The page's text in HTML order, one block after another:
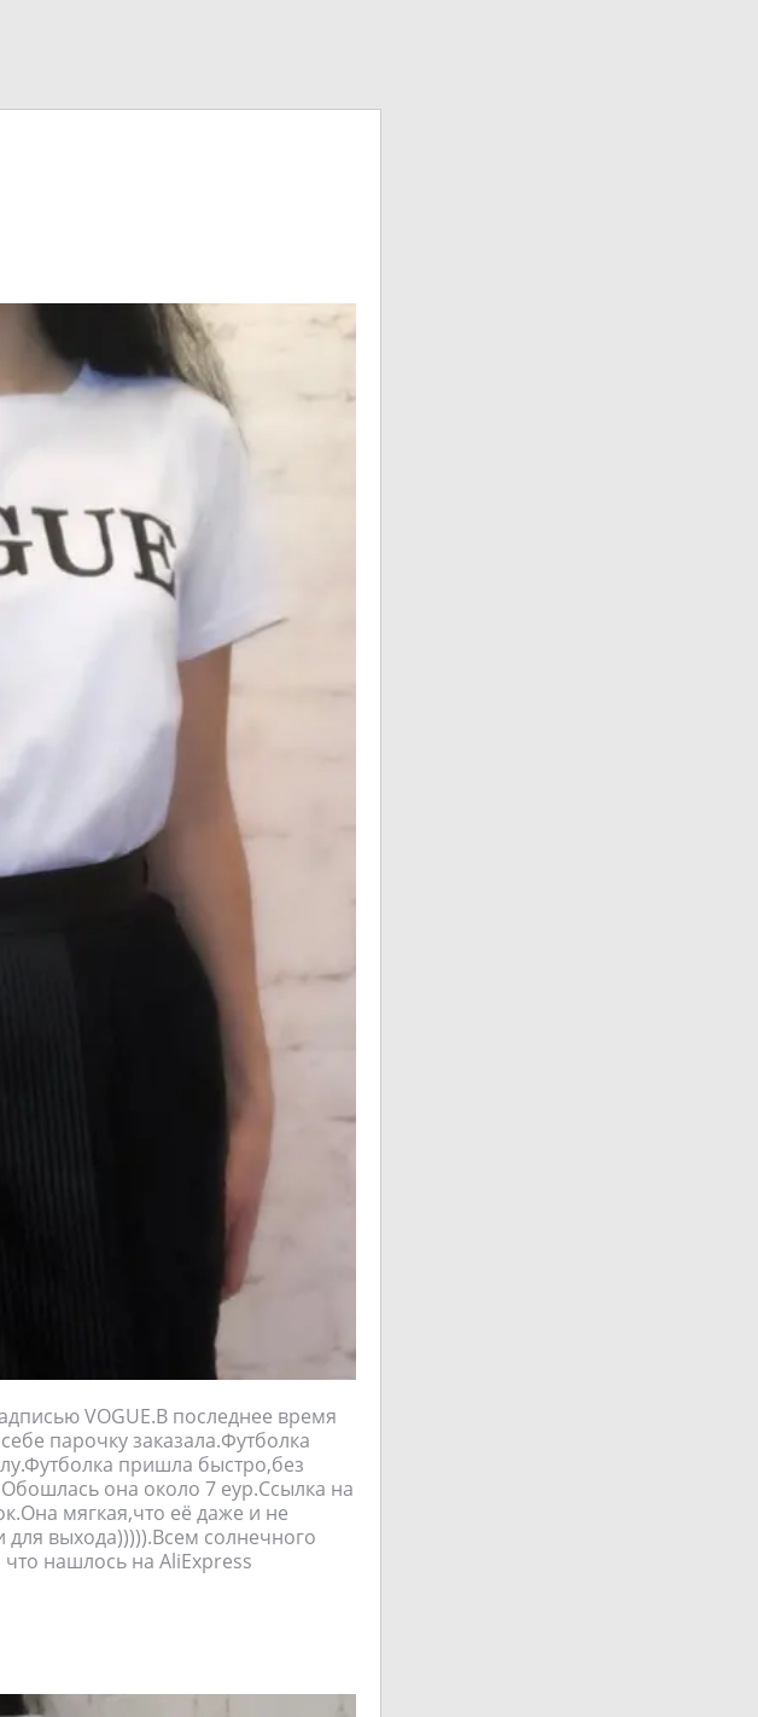
VOGUE.В последнее время
парочку заказала.Футболка
пришла быстро,без
она около 7 еур.Ссылка на
мягкая,что её даже и не
для выхода))))).Всем солнечного
нашлось на AliExpress